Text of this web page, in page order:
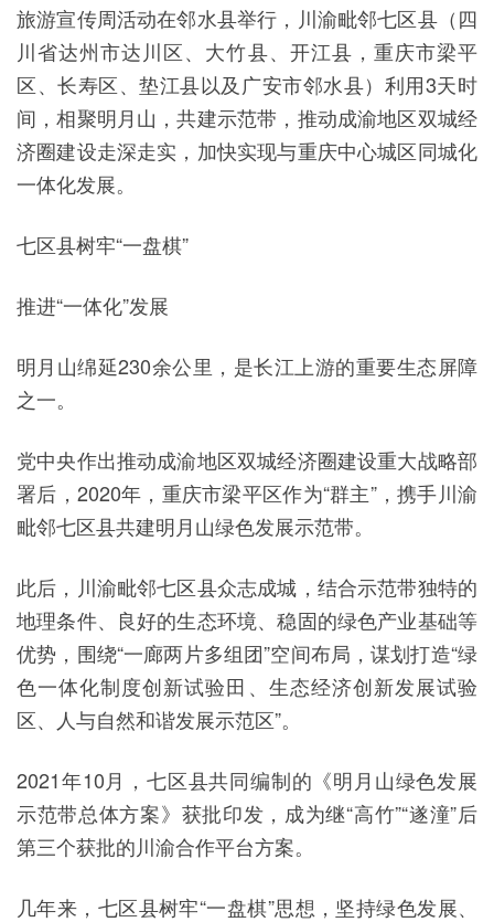
旅游宣传周活动在邻水县举行，川渝毗邻七区县（四
川省达州市达川区、大竹县、开江县，重庆市梁平
区、长寿区、垫江县以及广安市邻水县）利用3天时
间，相聚明月山，共建示范带，推动成渝地区双城经
济圈建设走深走实，加快实现与重庆中心城区同城化
一体化发展。
七区县树牢“一盘棋”
推进“一体化”发展
明月山绵延230余公里，是长江上游的重要生态屏障
之一。
党中央作出推动成渝地区双城经济圈建设重大战略部
署后，2020年，重庆市梁平区作为“群主”，携手川渝
毗邻七区县共建明月山绿色发展示范带。
此后，川渝毗邻七区县众志成城，结合示范带独特的
地理条件、良好的生态环境、稳固的绿色产业基础等
优势，围绕“一廊两片多组团”空间布局，谋划打造“绿
色一体化制度创新试验田、生态经济创新发展试验
区、人与自然和谐发展示范区”。
2021年10月，七区县共同编制的《明月山绿色发展
示范带总体方案》获批印发，成为继“高竹”“遂潼”后
第三个获批的川渝合作平台方案。
几年来，七区县树牢“一盘棋”思想，坚持绿色发展、